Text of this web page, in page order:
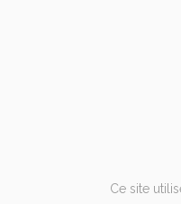
Ce site